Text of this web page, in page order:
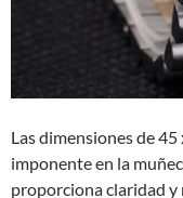
Las dimensiones de
imponente en la
proporciona claridad y